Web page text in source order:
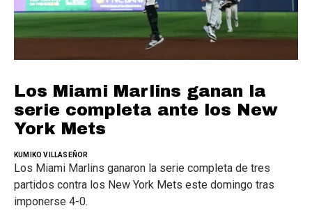
Los Miami Marlins ganan la
serie completa ante los New
York Mets
KUMIKO VILLASEÑOR
Los Miami Marlins ganaron la serie completa de tres
partidos contra los New York Mets este domingo tras
imponerse 4-0.